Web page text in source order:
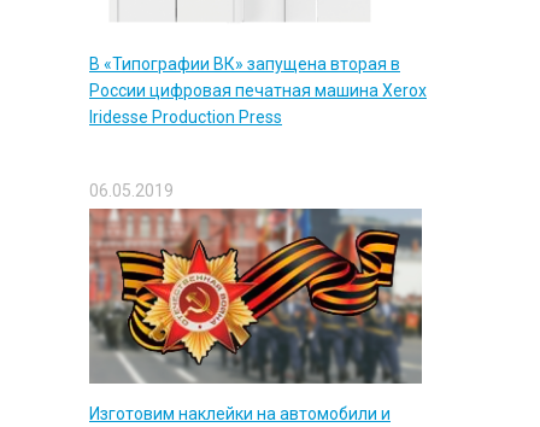
В «Типографии ВК» запущена вторая в
России цифровая печатная машина Xerox
Iridesse Production Press
06.05.2019
Изготовим наклейки на автомобили и